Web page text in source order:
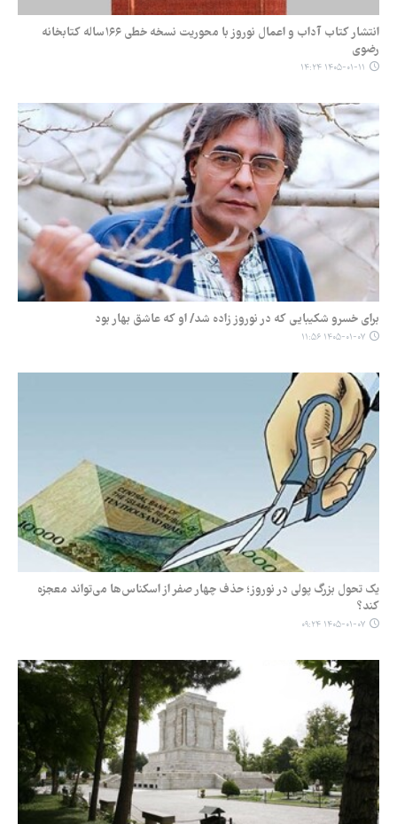
انتشار کتاب آداب و اعمال نوروز با محوریت نسخه خطی ۱۶۶ساله کتابخانه
رضوی
۱۴۰۵-۰۱-۱۱ ۱۴:۲۴
برای خسرو شکیبایی که در نوروز زاده شد/ او که عاشق بهار بود
۱۴۰۵-۰۱-۰۷ ۱۱:۵۶
یک تحول بزرگ پولی در نوروز؛ حذف چهار صفر از اسکناس‌ها می‌تواند معجزه
کند؟
۱۴۰۵-۰۱-۰۷ ۰۹:۲۴